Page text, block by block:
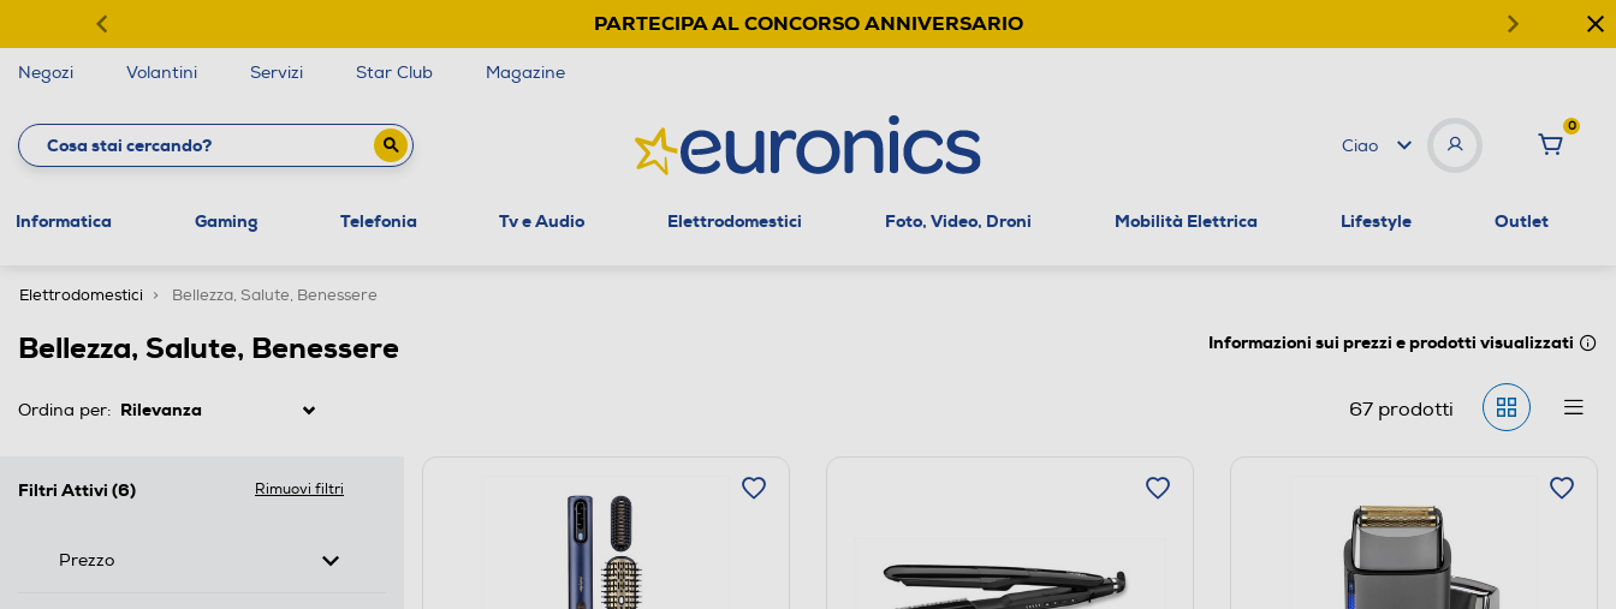
PARTECIPA AL CONCORSO ANNIVERSARIO
Negozi Volantini Servizi Star Club Magazine
Ciao
0
Informatica Gaming Telefonia Tv e Audio Elettrodomestici Foto, Video, Droni Mobilità Elettrica Lifestyle Outlet
Elettrodomestici Bellezza, Salute, Benessere
Bellezza, Salute, Benessere Informazioni sui prezzi e prodotti visualizzati
Ordina per: 67prodotti
Filtri Attivi (6) Rimuovi filtri
Prezzo